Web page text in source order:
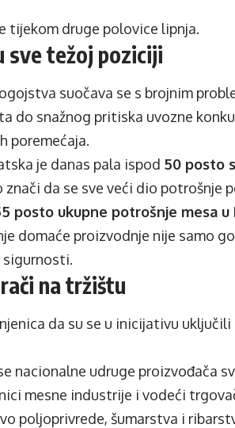
tijekom druge polovice lipnja.
sve težoj poziciji
suočava se s brojnim
do snažnog pritiska uvozne
poremećaja.
je danas pala ispod 50 posto
da se sve veći dio potrošnje
posto ukupne potrošnje mesa u
domaće proizvodnje nije samo
sigurnosti.
na tržištu
da su se u inicijativu
nacionalne udruge proizvođača
mesne industrije i vodeći
poljoprivrede, šumarstva i